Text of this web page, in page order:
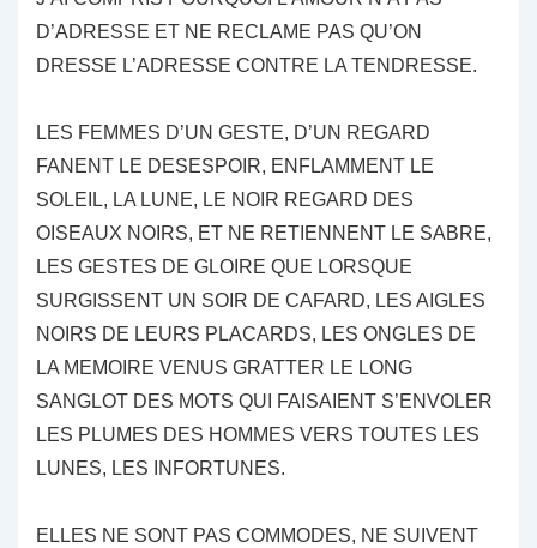
D’ADRESSE ET NE RECLAME PAS QU’ON
DRESSE L’ADRESSE CONTRE LA TENDRESSE.
LES FEMMES D’UN GESTE, D’UN REGARD
FANENT LE DESESPOIR, ENFLAMMENT LE
SOLEIL, LA LUNE, LE NOIR REGARD DES
OISEAUX NOIRS, ET NE RETIENNENT LE SABRE,
LES GESTES DE GLOIRE QUE LORSQUE
SURGISSENT UN SOIR DE CAFARD, LES AIGLES
NOIRS DE LEURS PLACARDS, LES ONGLES DE
LA MEMOIRE VENUS GRATTER LE LONG
SANGLOT DES MOTS QUI FAISAIENT S’ENVOLER
LES PLUMES DES HOMMES VERS TOUTES LES
LUNES, LES INFORTUNES.
ELLES NE SONT PAS COMMODES, NE SUIVENT